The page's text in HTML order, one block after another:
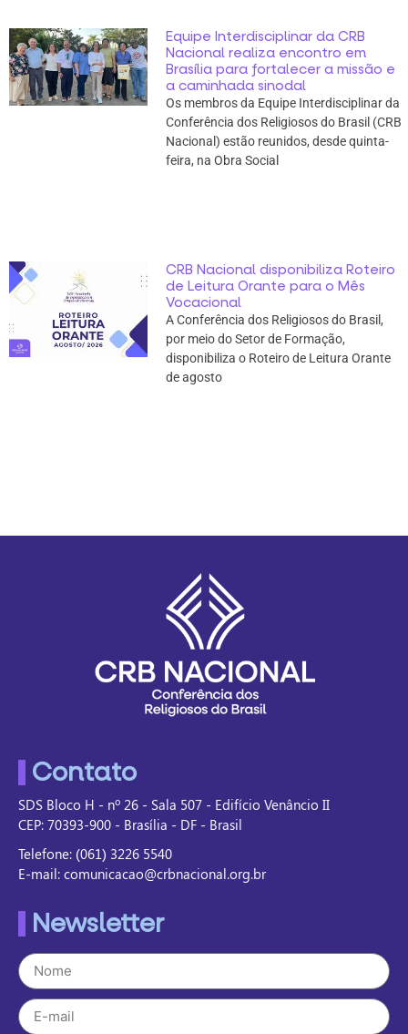
Equipe Interdisciplinar da CRB
Nacional realiza encontro em
Brasília para fortalecer a missão e
a caminhada sinodal
Os membros da Equipe Interdisciplinar da
Conferência dos Religiosos do Brasil (CRB
Nacional) estão reunidos, desde quinta-
feira, na Obra Social
CRB Nacional disponibiliza Roteiro
de Leitura Orante para o Mês
Vocacional
A Conferência dos Religiosos do Brasil,
por meio do Setor de Formação,
disponibiliza o Roteiro de Leitura Orante
de agosto
Contato
SDS Bloco H - nº 26 - Sala 507 - Edifício Venâncio II
CEP: 70393-900 - Brasília - DF - Brasil
Telefone: (061) 3226 5540
E-mail: comunicacao@crbnacional.org.br
Newsletter